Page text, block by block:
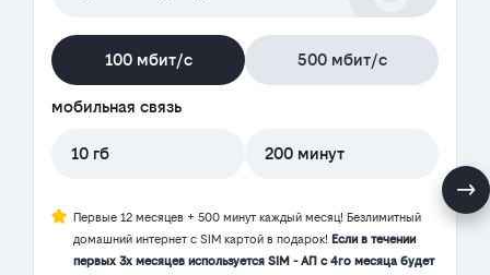
100 мбит/с 500 мбит/с
мобильная связь
10 гб 200 минут
Первые 12 месяцев + 500 минут каждый месяц! Безлимитный
домашний интернет с SIM картой в подарок! Если в течении
первых 3х месяцев используется SIM - АП с 4го месяца будет